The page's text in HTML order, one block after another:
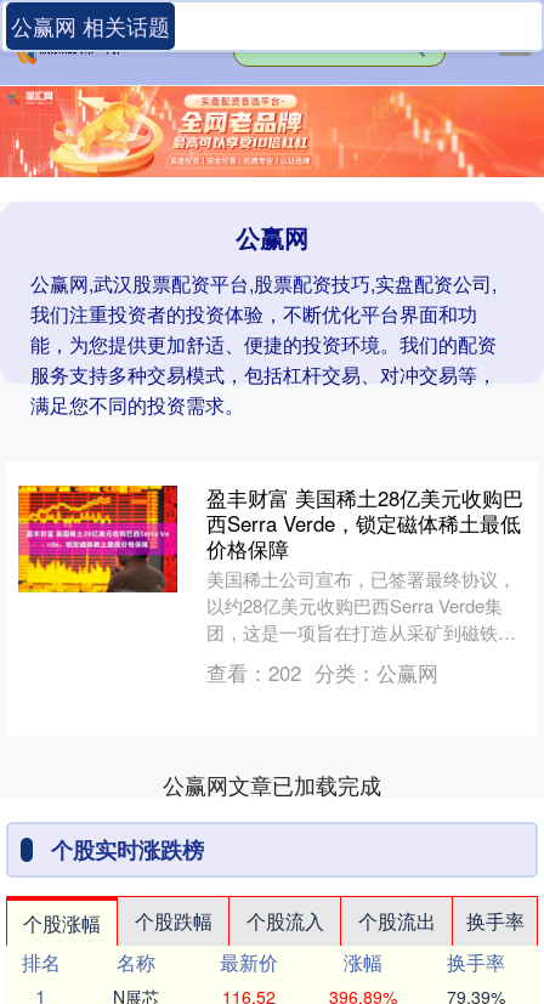
公赢网
公赢网,武汉股票配资平台,股票配资技巧,实盘配资公司,
我们注重投资者的投资体验，不断优化平台界面和功
能，为您提供更加舒适、便捷的投资环境。我们的配资
服务支持多种交易模式，包括杠杆交易、对冲交易等，
满足您不同的投资需求。
公赢网 相关话题
盈丰财富 美国稀土28亿美元收购巴
西Serra Verde，锁定磁体稀土最低
价格保障
美国稀土公司宣布，已签署最终协议，
以约28亿美元收购巴西Serra Verde集
团，这是一项旨在打造从采矿到磁铁制
造全产业链全球稀土领导者的战略举
措。 根据协议....
查看： 202 分类： 公赢网
公赢网文章已加载完成
个股实时涨跌榜
个股涨幅 个股跌幅 个股流入 个股流出
换手率
排名
名称 最新价 涨幅
换手率
1
N展芯 116.52 396.89% 79.39%